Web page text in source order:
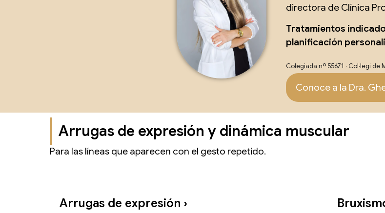
directora de Clínica
Tratamientos
planificación
Colegiada nº 55671 · Col·legi
Conoce a la Dra.
Arrugas de expresión y dinámica muscular
Para las líneas que aparecen con el gesto repetido.
Arrugas de expresión ›